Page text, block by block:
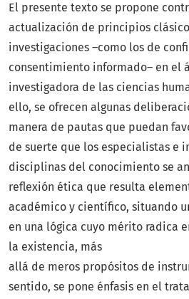
El presente texto se propone
actualización de principios
investigaciones –como los de
consentimiento informado– en el
investigadora de las ciencias
ello, se ofrecen algunas
manera de pautas que puedan
de suerte que los especialistas e
disciplinas del conocimiento se
reflexión ética que resulta
académico y científico, situando
en una lógica cuyo mérito radica
la existencia, más
allá de meros propósitos de
sentido, se pone énfasis en el